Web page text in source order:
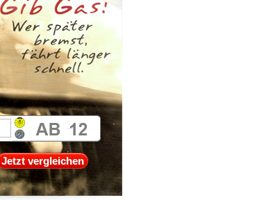
Jetzt vergleichen